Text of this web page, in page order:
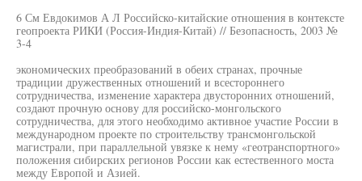
6 См Евдокимов А Л Российско-китайские отношения в контексте
геопроекта РИКИ (Россия-Индия-Китай) // Безопасность, 2003 №
3-4
экономических преобразований в обеих странах, прочные
традиции дружественных отношений и всестороннего
сотрудничества, изменение характера двусторонних отношений,
создают прочную основу для российско-монгольского
сотрудничества, для этого необходимо активное участие России в
международном проекте по строительству трансмонгольской
магистрали, при параллельной увязке к нему «геотранспортного»
положения сибирских регионов России как естественного моста
между Европой и Азией.